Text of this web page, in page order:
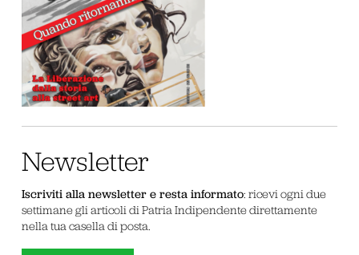
Newsletter
Iscriviti alla newsletter e resta informato: ricevi ogni due
settimane gli articoli di Patria Indipendente direttamente
nella tua casella di posta.